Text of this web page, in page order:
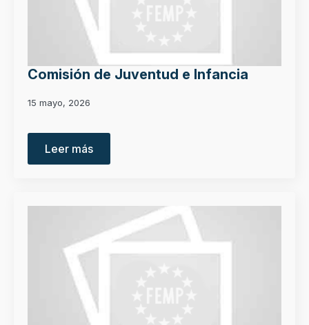
Comisión de Juventud e Infancia
15 mayo, 2026
Leer más